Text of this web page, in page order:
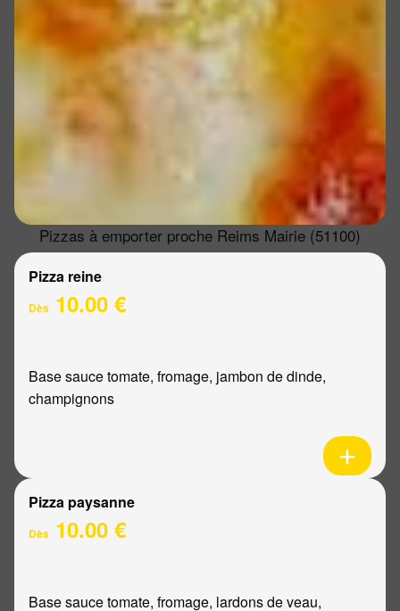
Pizzas à emporter proche Reims Mairie (51100)
Pizza reine
Dès 10.00 €
Base sauce tomate, fromage, jambon de dinde,
champignons
Pizza paysanne
Dès 10.00 €
Base sauce tomate, fromage, lardons de veau,